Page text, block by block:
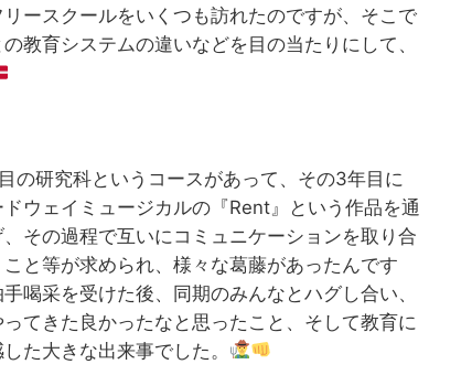
ースクールをいくつも訪れたのですが、そこで
教育システムの違いなどを目の当たりにして、
の研究科というコースがあって、その3年目に
ウェイミュージカルの『Rent』という作品を通
その過程で互いにコミュニケーションを取り合
と等が求められ、様々な葛藤があったんです
喝采を受けた後、同期のみんなとハグし合い、
てきた良かったなと思ったこと、そして教育に
た大きな出来事でした。